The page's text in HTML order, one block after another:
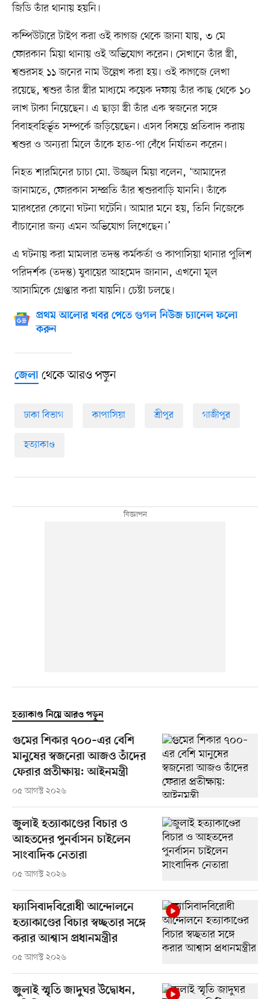
জিডি তাঁর থানায় হয়নি।
কম্পিউটারে টাইপ করা ওই কাগজ থেকে জানা যায়, ৩ মে
ফোরকান মিয়া থানায় ওই অভিযোগ করেন। সেখানে তাঁর স্ত্রী,
শ্বশুরসহ ১১ জনের নাম উল্লেখ করা হয়। ওই কাগজে লেখা
রয়েছে, শ্বশুর তাঁর স্ত্রীর মাধ্যমে কয়েক দফায় তাঁর কাছ থেকে ১০
লাখ টাকা নিয়েছেন। এ ছাড়া স্ত্রী তাঁর এক স্বজনের সঙ্গে
বিবাহবহির্ভূত সম্পর্কে জড়িয়েছেন। এসব বিষয়ে প্রতিবাদ করায়
শ্বশুর ও অন্যরা মিলে তাঁকে হাত-পা বেঁধে নির্যাতন করেন।
নিহত শারমিনের চাচা মো. উজ্জ্বল মিয়া বলেন, ‘আমাদের
জানামতে, ফোরকান সম্প্রতি তাঁর শ্বশুরবাড়ি যাননি। তাঁকে
মারধরের কোনো ঘটনা ঘটেনি। আমার মনে হয়, তিনি নিজেকে
বাঁচানোর জন্য এমন অভিযোগ লিখেছেন।’
এ ঘটনায় করা মামলার তদন্ত কর্মকর্তা ও কাপাসিয়া থানার পুলিশ
পরিদর্শক (তদন্ত) যুবায়ের আহমেদ জানান, এখনো মূল
আসামিকে গ্রেপ্তার করা যায়নি। চেষ্টা চলছে।
প্রথম আলোর খবর পেতে গুগল নিউজ চ্যানেল ফলো
করুন
জেলাথেকে আরও পড়ুন
ঢাকা বিভাগ কাপাসিয়া শ্রীপুর গাজীপুর
হত্যাকাণ্ড
হত্যাকাণ্ড নিয়ে আরও পড়ুন
গুমের শিকার ৭০০–এর বেশি
মানুষের স্বজনেরা আজও তাঁদের
ফেরার প্রতীক্ষায়: আইনমন্ত্রী
০৫ আগস্ট ২০২৬
জুলাই হত্যাকাণ্ডের বিচার ও
আহতদের পুনর্বাসন চাইলেন
সাংবাদিক নেতারা
০৫ আগস্ট ২০২৬
ফ্যাসিবাদবিরোধী আন্দোলনে
হত্যাকাণ্ডের বিচার স্বচ্ছতার সঙ্গে
করার আশ্বাস প্রধানমন্ত্রীর
০৫ আগস্ট ২০২৬
জুলাই স্মৃতি জাদুঘর উদ্বোধন,